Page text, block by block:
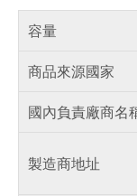
容量
商品來源國家
國內負責廠商名
製造商地址